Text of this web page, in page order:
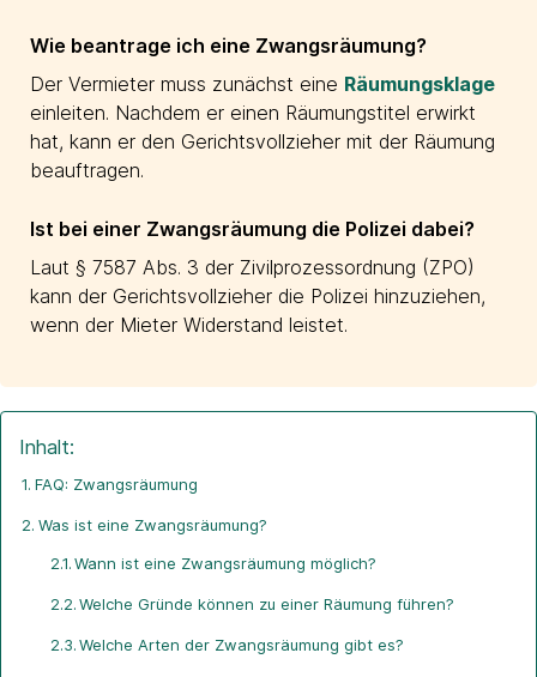
Wie beantrage ich eine Zwangsräumung?
Der Vermieter muss zunächst eine Räumungsklage
einleiten. Nachdem er einen Räumungstitel erwirkt
hat, kann er den Gerichtsvollzieher mit der Räumung
beauftragen.
Ist bei einer Zwangsräumung die Polizei dabei?
Laut § 7587 Abs. 3 der Zivilprozessordnung (ZPO)
kann der Gerichtsvollzieher die Polizei hinzuziehen,
wenn der Mieter Widerstand leistet.
Inhalt:
FAQ: Zwangsräumung
Was ist eine Zwangsräumung?
Wann ist eine Zwangsräumung möglich?
Welche Gründe können zu einer Räumung führen?
Welche Arten der Zwangsräumung gibt es?